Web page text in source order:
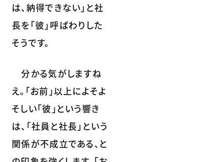
は、納得できない」と社
長を｢彼」呼ばわりした
そうです。
分かる気がしますね
え。「お前」以上によそよ
そしい「彼」という響き
は、「社員と社長」という
関係が不成立である、と